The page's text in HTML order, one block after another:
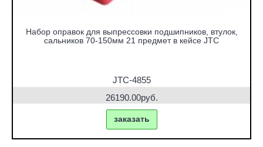
Набор оправок для выпрессовки подшипников, втулок,
сальников 70-150мм 21 предмет в кейсе JTC
JTC-4855
26190.00руб.
заказать